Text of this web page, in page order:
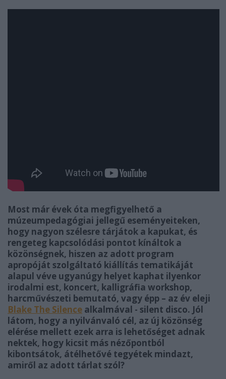
Most már évek óta megfigyelhető a
múzeumpedagógiai jellegű eseményeiteken,
hogy nagyon szélesre tárjátok a kapukat, és
rengeteg kapcsolódási pontot kínáltok a
közönségnek, hiszen az adott program
apropóját szolgáltató kiállítás tematikáját
alapul véve ugyanúgy helyet kaphat ilyenkor
irodalmi est, koncert, kalligráfia workshop,
harcművészeti bemutató, vagy épp – az év eleji
Blake The Silence alkalmával - silent disco. Jól
látom, hogy a nyilvánvaló cél, az új közönség
elérése mellett ezek arra is lehetőséget adnak
nektek, hogy kicsit más nézőpontból
kibontsátok, átélhetővé tegyétek mindazt,
amiről az adott tárlat szól?